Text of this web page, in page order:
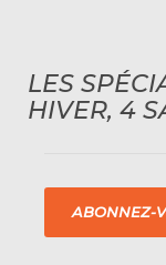
LES
HIVER, 4
ABONNEZ-